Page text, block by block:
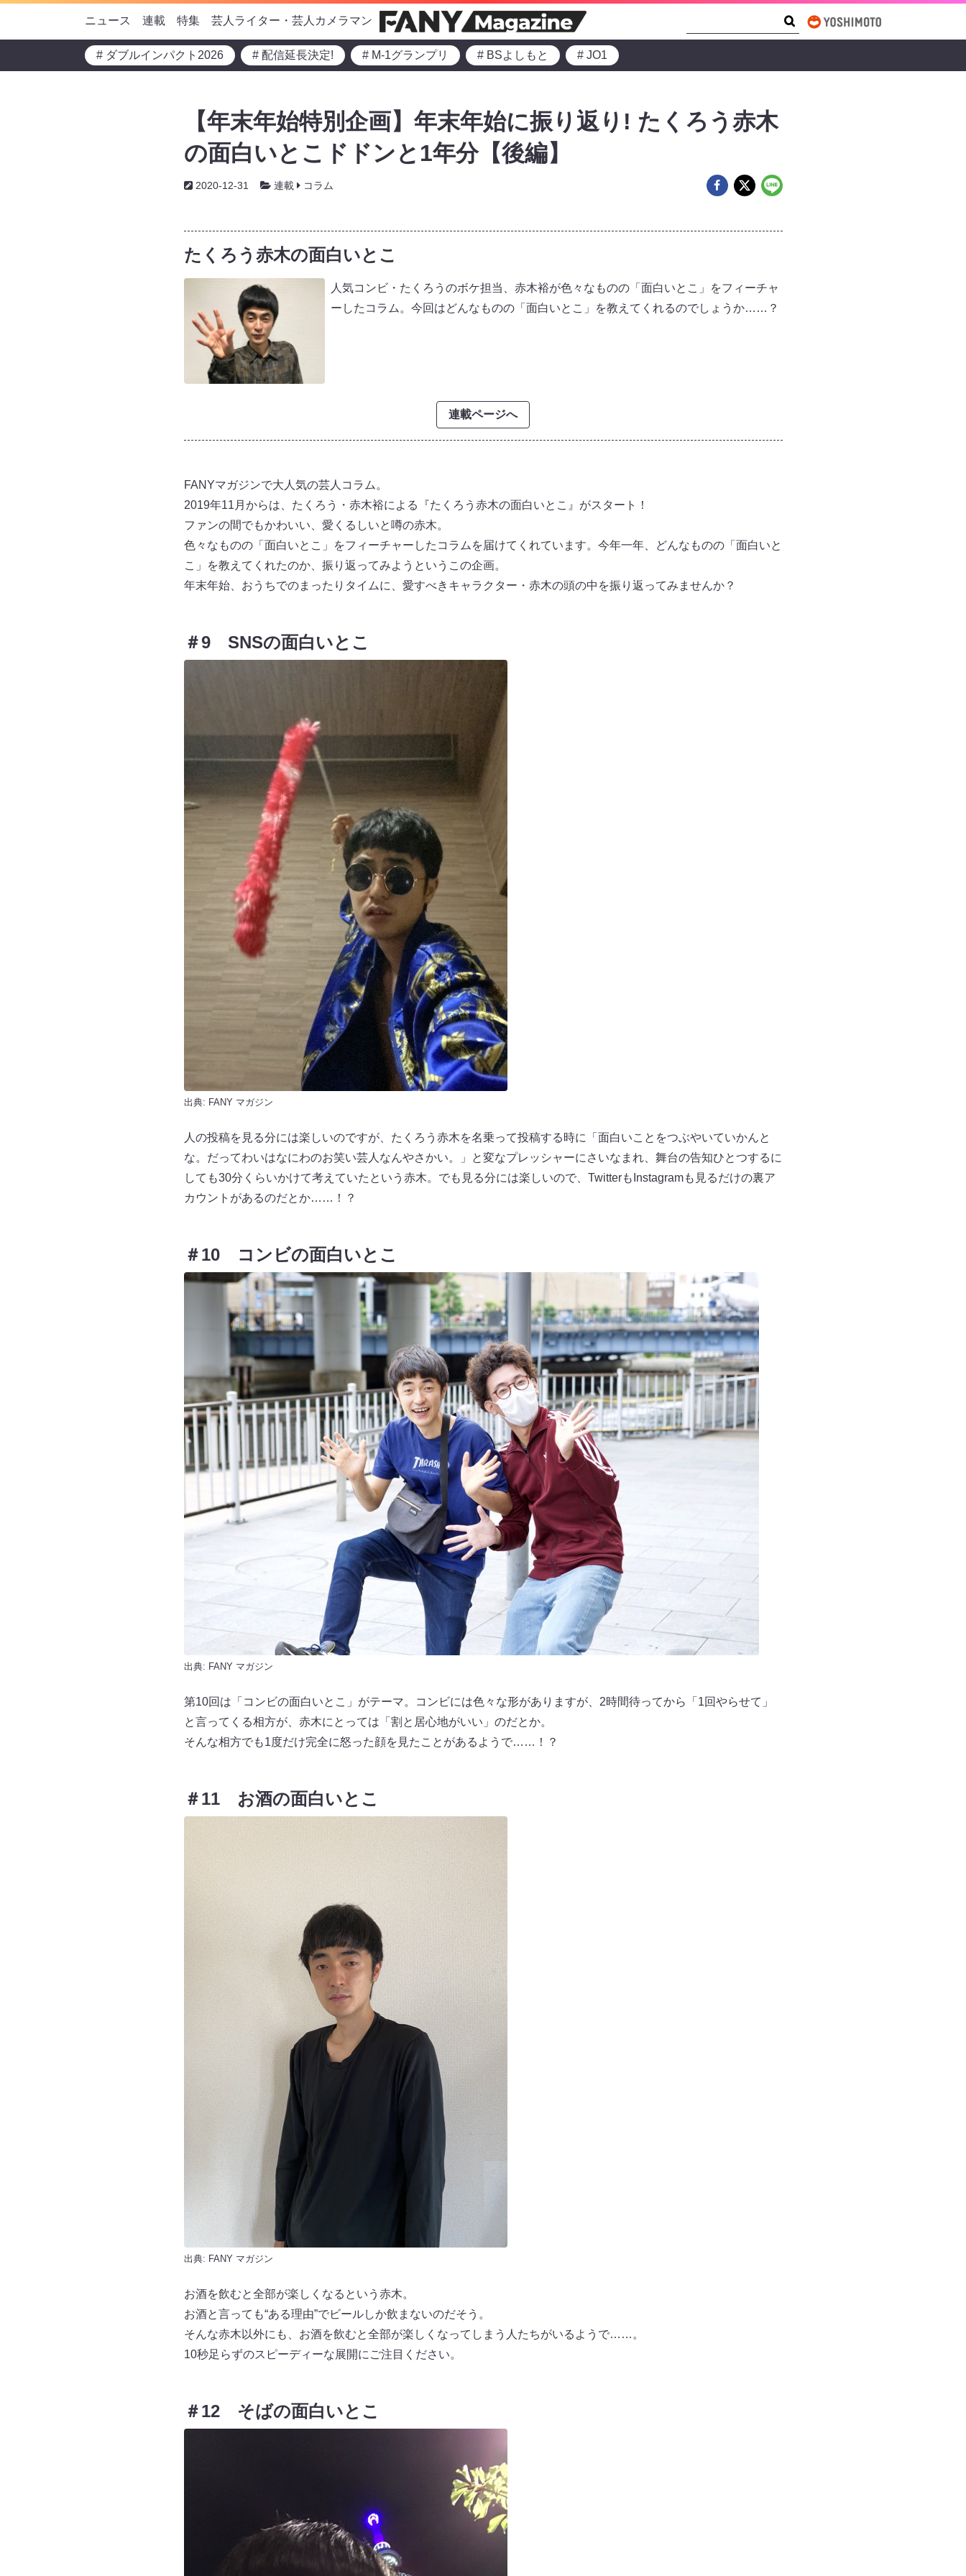
ニュース 連載 特集 芸人ライター・芸人カメラマン
# ダブルインパクト2026 # 配信延長決定! # M-1グランプリ # BSよしもと # JO1
【年末年始特別企画】年末年始に振り返り! たくろう赤木
の面白いとこドドンと1年分【後編】
2020-12-31 連載 コラム
たくろう赤木の面白いとこ
人気コンビ・たくろうのボケ担当、赤木裕が色々なものの「面白いとこ」をフィーチャ
ーしたコラム。今回はどんなものの「面白いとこ」を教えてくれるのでしょうか……？
連載ページへ
FANYマガジンで大人気の芸人コラム。
2019年11月からは、たくろう・赤木裕による『たくろう赤木の面白いとこ』がスタート！
ファンの間でもかわいい、愛くるしいと噂の赤木。
色々なものの「面白いとこ」をフィーチャーしたコラムを届けてくれています。今年一年、どんなものの「面白いと
こ」を教えてくれたのか、振り返ってみようというこの企画。
年末年始、おうちでのまったりタイムに、愛すべきキャラクター・赤木の頭の中を振り返ってみませんか？
＃9 SNSの面白いとこ
出典: FANY マガジン
人の投稿を見る分には楽しいのですが、たくろう赤木を名乗って投稿する時に「面白いことをつぶやいていかんと
な。だってわいはなにわのお笑い芸人なんやさかい。」と変なプレッシャーにさいなまれ、舞台の告知ひとつするに
しても30分くらいかけて考えていたという赤木。でも見る分には楽しいので、TwitterもInstagramも見るだけの裏ア
カウントがあるのだとか……！？
＃10 コンビの面白いとこ
出典: FANY マガジン
第10回は「コンビの面白いとこ」がテーマ。コンビには色々な形がありますが、2時間待ってから「1回やらせて」
と言ってくる相方が、赤木にとっては「割と居心地がいい」のだとか。
そんな相方でも1度だけ完全に怒った顔を見たことがあるようで……！？
＃11 お酒の面白いとこ
出典: FANY マガジン
お酒を飲むと全部が楽しくなるという赤木。
お酒と言っても“ある理由”でビールしか飲まないのだそう。
そんな赤木以外にも、お酒を飲むと全部が楽しくなってしまう人たちがいるようで……。
10秒足らずのスピーディーな展開にご注目ください。
＃12 そばの面白いとこ